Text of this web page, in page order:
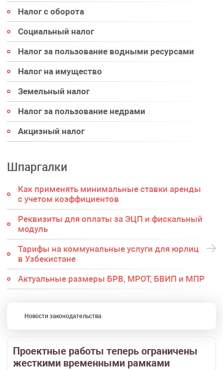
Налог с оборота
Социальный налог
Налог за пользование водными ресурсами
Налог на имущество
Земельный налог
Налог за пользование недрами
Акцизный налог
Шпаргалки
Как применять минимальные ставки аренды
с учетом коэффициентов
Реквизиты для оплаты за ЭЦП и фискальный
модуль
Тарифы на коммунальные услуги для юрлиц
в Узбекистане
Актуальные размеры БРВ, МРОТ, БВИП и МПР
Новости законодательства
Проектные работы теперь ограничены
жесткими временными рамками